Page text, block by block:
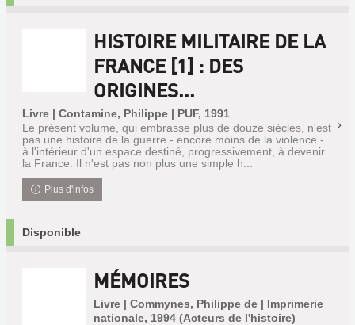
HISTOIRE MILITAIRE DE LA
FRANCE [1] : DES
ORIGINES...
Livre | Contamine, Philippe | PUF, 1991
Le présent volume, qui embrasse plus de douze siècles, n'est
pas une histoire de la guerre - encore moins de la violence -
à l'intérieur d'un espace destiné, progressivement, à devenir
la France. Il n'est pas non plus une simple h...
Plus d'infos
Disponible
MÉMOIRES
Livre | Commynes, Philippe de | Imprimerie
nationale, 1994 (Acteurs de l'histoire)